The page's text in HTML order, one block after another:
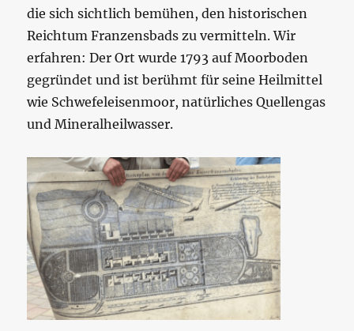
die sich sichtlich bemühen, den historischen
Reichtum Franzensbads zu vermitteln. Wir
erfahren: Der Ort wurde 1793 auf Moorboden
gegründet und ist berühmt für seine Heilmittel
wie Schwefeleisenmoor, natürliches Quellengas
und Mineralheilwasser.